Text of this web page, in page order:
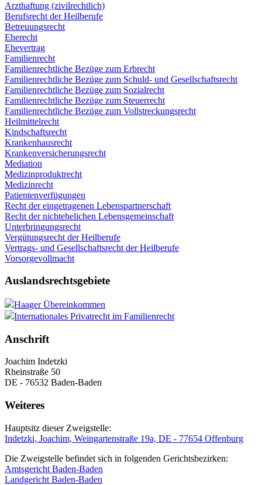
Arzthaftung (zivilrechtlich)
Berufsrecht der Heilberufe
Betreuungsrecht
Eherecht
Ehevertrag
Familienrecht
Familienrechtliche Bezüge zum Erbrecht
Familienrechtliche Bezüge zum Schuld- und Gesellschaftsrecht
Familienrechtliche Bezüge zum Sozialrecht
Familienrechtliche Bezüge zum Steuerrecht
Familienrechtliche Bezüge zum Vollstreckungsrecht
Heilmittelrecht
Kindschaftsrecht
Krankenhausrecht
Krankenversicherungsrecht
Mediation
Medizinproduktrecht
Medizinrecht
Patientenverfügungen
Recht der eingetragenen Lebenspartnerschaft
Recht der nichtehelichen Lebensgemeinschaft
Unterbringungsrecht
Vergütungsrecht der Heilberufe
Vertrags- und Gesellschaftsrecht der Heilberufe
Vorsorgevollmacht
Auslandsrechtsgebiete
Haager Übereinkommen
Internationales Privatrecht im Familienrecht
Anschrift
Joachim Indetzki
Rheinstraße 50
DE - 76532 Baden-Baden
Weiteres
Hauptsitz dieser Zweigstelle:
Indetzki, Joachim, Weingartenstraße 19a, DE - 77654 Offenburg
Die Zweigstelle befindet sich in folgenden Gerichtsbezirken:
Amtsgericht Baden-Baden
Landgericht Baden-Baden